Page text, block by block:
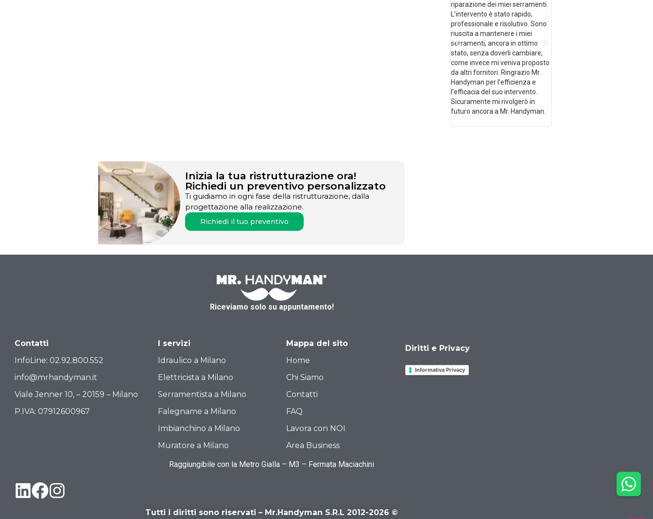
riparazione dei miei serramenti.
L’intervento è stato rapido,
professionale e risolutivo. Sono
riuscita a mantenere i miei
serramenti, ancora in ottimo
stato, senza doverli cambiare,
come invece mi veniva proposto
da altri fornitori. Ringrazio Mr.
Handyman per l’efficienza e
l’efficacia del suo intervento.
Sicuramente mi rivolgerò in
futuro ancora a Mr. Handyman.
Inizia la tua ristrutturazione ora!
Richiedi un preventivo personalizzato
Ti guidiamo in ogni fase della ristrutturazione, dalla
progettazione alla realizzazione.
Richiedi il tuo preventivo
Riceviamo solo su appuntamento!
Contatti
InfoLine: 02.92.800.552
info@mrhandyman.it
Viale Jenner 10, – 20159 – Milano
P.IVA: 07912600967
I servizi
Idraulico a Milano
Elettricista a Milano
Serramentista a Milano
Falegname a Milano
Imbianchino a Milano
Muratore a Milano
Mappa del sito
Home
Chi Siamo
Contatti
FAQ
Lavora con NOI
Area Business
Diritti e Privacy
Informativa Privacy
Raggiungibile con la Metro Gialla – M3 – Fermata Maciachini
Tutti i diritti sono riservati – Mr.Handyman S.R.L 2012-2026 ©